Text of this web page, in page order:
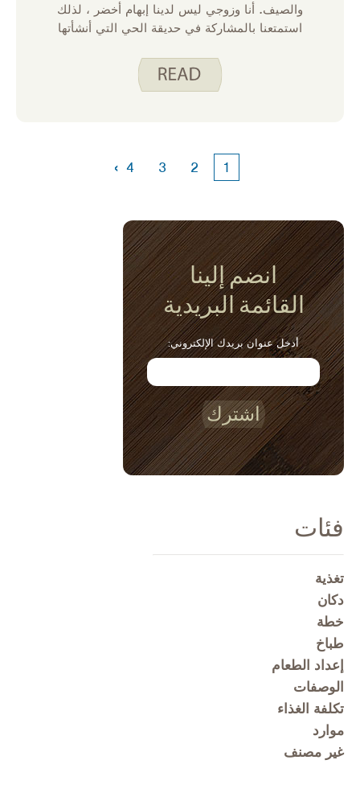
والصيف. أنا وزوجي ليس لدينا إبهام أخضر ، لذلك
استمتعنا بالمشاركة في حديقة الحي التي أنشأتها
مع عدد قليل منا الذين يعيشون في مكان قريب.
1
2
3
4
›
انضم إلينا
القائمة البريدية
أدخل عنوان بريدك الإلكتروني:
اشترك
فئات
تغذية
دكان
خطة
طباخ
إعداد الطعام
الوصفات
تكلفة الغذاء
موارد
غير مصنف